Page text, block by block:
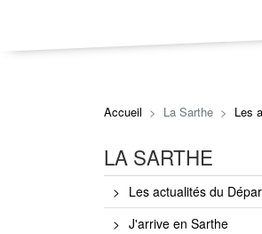
Accueil La Sarthe Les
LA SARTHE
Les actualités du
J'arrive en Sarthe